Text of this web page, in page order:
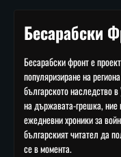
Бесарабски
Бесарабски фронт е
популяризиране на
българското наследство
на държавата-грешка, ние
ежедневни хроники за
българският читател да
се в момента.